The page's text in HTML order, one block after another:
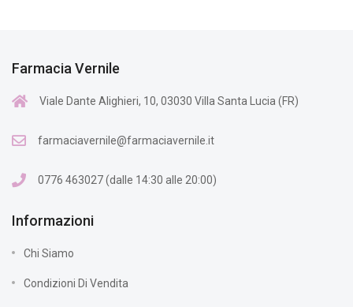
Farmacia Vernile
Viale Dante Alighieri, 10, 03030 Villa Santa Lucia (FR)
farmaciavernile@farmaciavernile.it
0776 463027 (dalle 14:30 alle 20:00)
Informazioni
Chi Siamo
Condizioni Di Vendita